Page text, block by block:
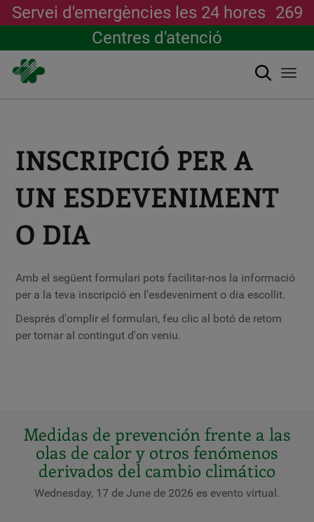
Servei d'emergències les 24 hores 269
Centres d'atenció
Cerca
INSCRIPCIÓ PER A
UN ESDEVENIMENT
O DIA
Amb el següent formulari pots facilitar-nos la informació
per a la teva inscripció en l'esdeveniment o dia escollit.
Després d'omplir el formulari, feu clic al botó de retorn
per tornar al contingut d'on veniu.
Medidas de prevención frente a las
olas de calor y otros fenómenos
derivados del cambio climático
Wednesday, 17 de June de 2026 es evento virtual.